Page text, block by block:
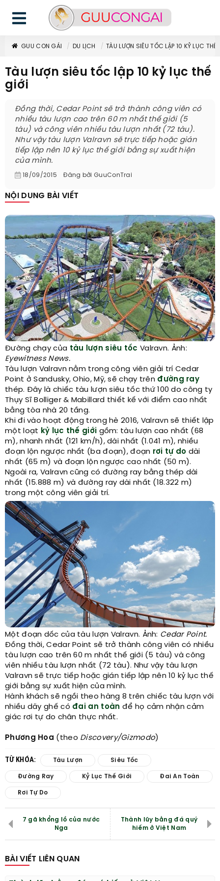
GUU CON GÁI DU LỊCH TÀU LƯỢN SIÊU TỐC LẬP 10 KỶ LỤC THẾ
Tàu lượn siêu tốc lập 10 kỷ lục thế
giới
Đồng thời, Cedar Point sẽ trở thành công viên có
nhiều tàu lượn cao trên 60 m nhất thế giới (5
tàu) và công viên nhiều tàu lượn nhất (72 tàu).
Như vậy tàu lượn Valravn sẽ trực tiếp hoặc gián
tiếp lập nên 10 kỷ lục thế giới bằng sự xuất hiện
của mình.
18/09/2015 Đăng bởi GuuConTrai
NỘI DUNG BÀI VIẾT
Đường chạy của tàu lượn siêu tốc Valravn. Ảnh:
Eyewitness News.
Tàu lượn Valravn nằm trong công viên giải trí Cedar
Point ở Sandusky, Ohio, Mỹ, sẽ chạy trên đường ray
thép. Đây là chiếc tàu lượn siêu tốc thứ 100 do công ty
Thụy Sĩ Bolliger & Mabillard thiết kế với điểm cao nhất
bằng tòa nhà 20 tầng.
Khi đi vào hoạt động trong hè 2016, Valravn sẽ thiết lập
một loạt kỷ lục thế giới gồm: tàu lượn cao nhất (68
m), nhanh nhất (121 km/h), dài nhất (1.041 m), nhiều
đoạn lộn ngược nhất (ba đoạn), đoạn rơi tự do dài
nhất (65 m) và đoạn lộn ngược cao nhất (50 m).
Ngoài ra, Valravn cũng có đường ray bằng thép dài
nhất (15.888 m) và đường ray dài nhất (18.322 m)
trong một công viên giải trí.
Một đoạn dốc của tàu lượn Valravn. Ảnh: Cedar Point.
Đồng thời, Cedar Point sẽ trở thành công viên có nhiều
tàu lượn cao trên 60 m nhất thế giới (5 tàu) và công
viên nhiều tàu lượn nhất (72 tàu). Như vậy tàu lượn
Valravn sẽ trực tiếp hoặc gián tiếp lập nên 10 kỷ lục thế
giới bằng sự xuất hiện của mình.
Hành khách sẽ ngồi theo hàng 8 trên chiếc tàu lượn với
nhiều dãy ghế có đai an toàn để họ cảm nhận cảm
giác rơi tự do chân thực nhất.
Phương Hoa (theo Discovery/Gizmodo)
TỪ KHÓA: Tàu Lượn Siêu Tốc
Đường Ray Kỷ Lục Thế Giới Đai An Toàn
Rơi Tự Do
7 gã khổng lồ của nước
Nga
Thành lũy bằng đá quý
hiếm ở Việt Nam
BÀI VIẾT LIÊN QUAN